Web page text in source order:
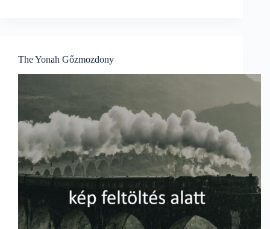
The Yonah Gőzmozdony